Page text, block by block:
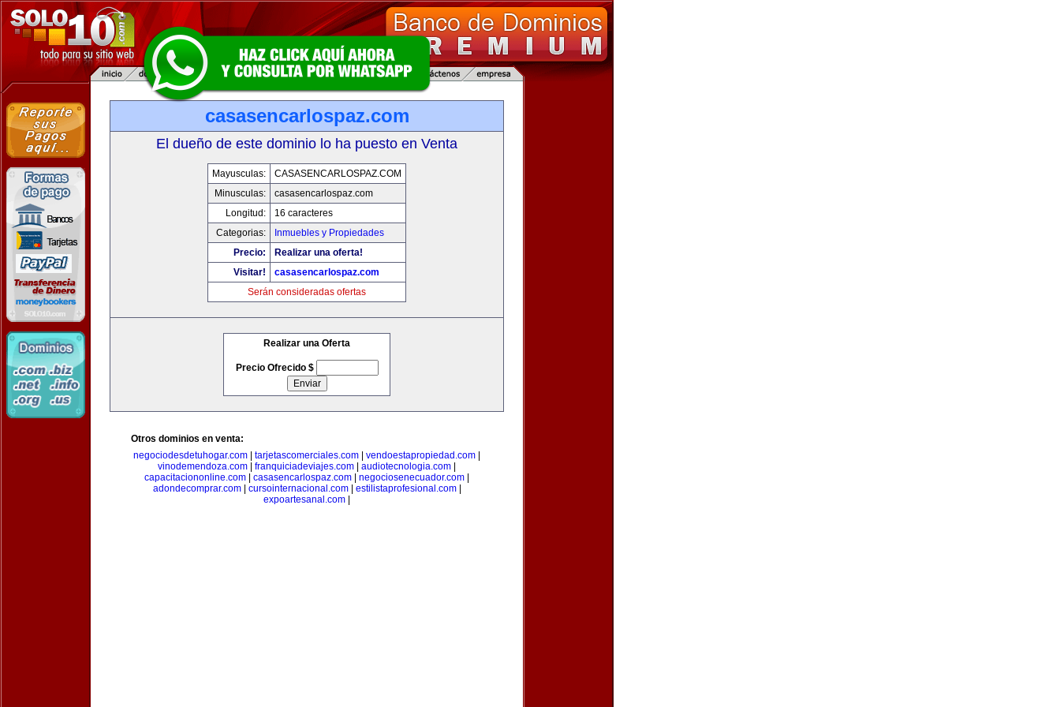
casasencarlospaz.com
El dueño de este dominio lo ha puesto en Venta
Mayusculas:
CASASENCARLOSPAZ.COM
Minusculas:
casasencarlospaz.com
Longitud:
16 caracteres
Categorias:
Inmuebles y Propiedades
Precio:
Realizar una oferta!
Visitar!
casasencarlospaz.com
Serán consideradas ofertas
Realizar una Oferta
Precio Ofrecido $
Otros dominios en venta:
negociodesdetuhogar.com
tarjetascomerciales.com vendoestapropiedad.com
vinodemendoza.com
franquiciadeviajes.com audiotecnologia.com
capacitaciononline.com
casasencarlospaz.com negociosenecuador.com
adondecomprar.com| cursointernacional.com| estilistaprofesional.com|
expoartesanal.com